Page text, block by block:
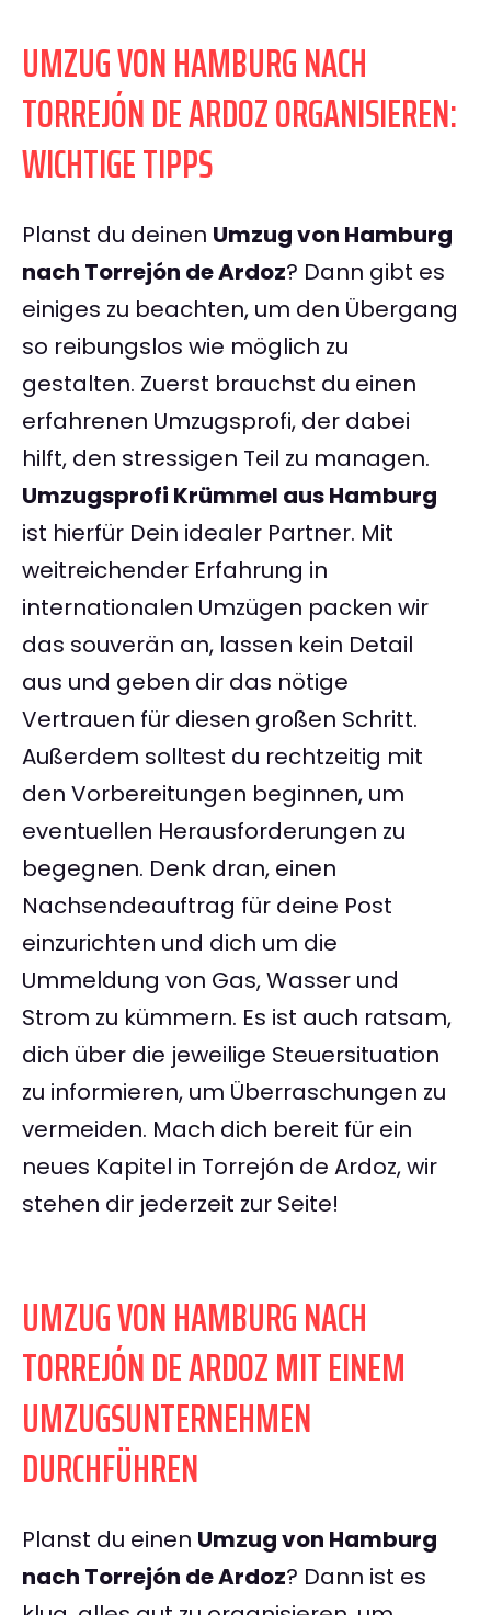
UMZUG VON HAMBURG NACH
TORREJÓN DE ARDOZ ORGANISIEREN:
WICHTIGE TIPPS
Planst du deinen Umzug von Hamburg
nach Torrejón de Ardoz? Dann gibt es
einiges zu beachten, um den Übergang
so reibungslos wie möglich zu
gestalten. Zuerst brauchst du einen
erfahrenen Umzugsprofi, der dabei
hilft, den stressigen Teil zu managen.
Umzugsprofi Krümmel aus Hamburg
ist hierfür Dein idealer Partner. Mit
weitreichender Erfahrung in
internationalen Umzügen packen wir
das souverän an, lassen kein Detail
aus und geben dir das nötige
Vertrauen für diesen großen Schritt.
Außerdem solltest du rechtzeitig mit
den Vorbereitungen beginnen, um
eventuellen Herausforderungen zu
begegnen. Denk dran, einen
Nachsendeauftrag für deine Post
einzurichten und dich um die
Ummeldung von Gas, Wasser und
Strom zu kümmern. Es ist auch ratsam,
dich über die jeweilige Steuersituation
zu informieren, um Überraschungen zu
vermeiden. Mach dich bereit für ein
neues Kapitel in Torrejón de Ardoz, wir
stehen dir jederzeit zur Seite!
UMZUG VON HAMBURG NACH
TORREJÓN DE ARDOZ MIT EINEM
UMZUGSUNTERNEHMEN
DURCHFÜHREN
Planst du einen Umzug von Hamburg
nach Torrejón de Ardoz? Dann ist es